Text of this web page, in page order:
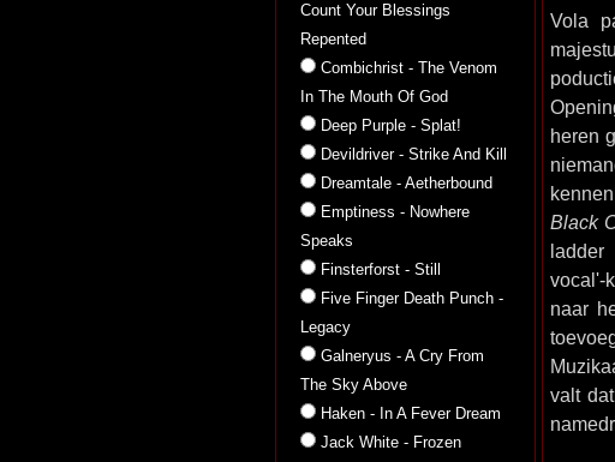
Count Your Blessings
Repented
Combichrist - The Venom
In The Mouth Of God
Deep Purple - Splat!
Devildriver - Strike And Kill
Dreamtale - Aetherbound
Emptiness - Nowhere
Speaks
Finsterforst - Still
Five Finger Death Punch -
Legacy
Galneryus - A Cry From
The Sky Above
Haken - In A Fever Dream
Jack White - Frozen
Vola
heren
Black
ladder
vocal'-
naar
valt